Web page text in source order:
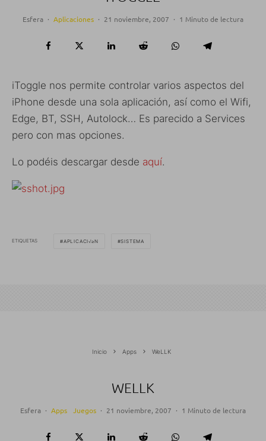
Esfera · Aplicaciones · 21 noviembre, 2007 · 1 Minuto de lectura
iToggle nos permite controlar varios aspectos del
iPhone desde una sola aplicación, así como el Wifi,
Edge, BT, SSH, Autolock… Es parecido a Services
pero con mas opciones.
Lo podéis descargar desde aquí.
ETIQUETAS APLICACI√≥N SISTEMA
Inicio Apps WeLLK
WELLK
Esfera · Apps Juegos · 21 noviembre, 2007 · 1 Minuto de lectura